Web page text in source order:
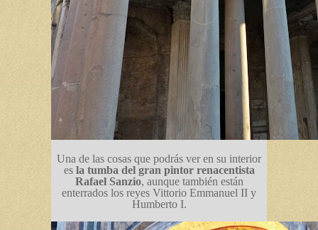
Una de las cosas que podrás ver en su interior
es la tumba del gran pintor renacentista
Rafael Sanzio, aunque también están
enterrados los reyes Vittorio Emmanuel II y
Humberto I.